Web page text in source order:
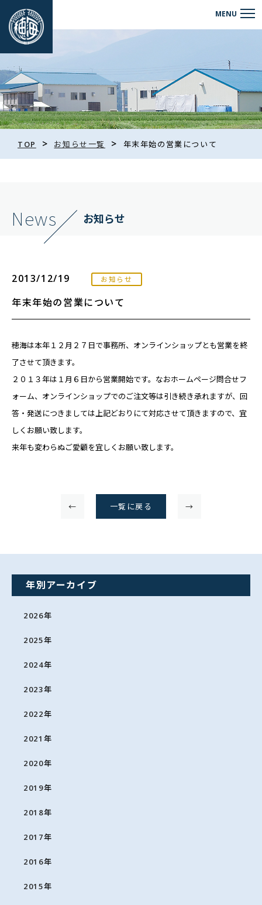
TOP > お知らせ一覧 > 年末年始の営業について
News お知らせ
2013/12/19 お知らせ
年末年始の営業について
穂海は本年１２月２７日で事務所、オンラインショップとも営業を終
了させて頂きます。
２０１３年は１月６日から営業開始です。なおホームページ問合せフ
ォーム、オンラインショップでのご注文等は引き続き承れますが、回
答・発送につきましては上記どおりにて対応させて頂きますので、宜
しくお願い致します。
来年も変わらぬご愛顧を宜しくお願い致します。
← 一覧に戻る →
年別アーカイブ
2026年
2025年
2024年
2023年
2022年
2021 年
2020年
2019年
2018年
2017年
2016年
2015年